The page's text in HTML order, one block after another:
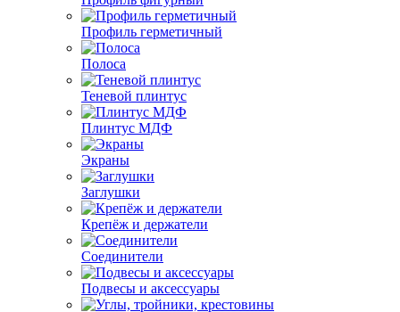
Профиль герметичный
Полоса
Теневой плинтус
Плинтус МДФ
Экраны
Заглушки
Крепёж и держатели
Соединители
Подвесы и аксессуары